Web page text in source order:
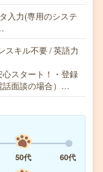
入力(専用のシステ
スキル不要 / 英語力
スタート！・登録
話面談の場合）…
50代
60代